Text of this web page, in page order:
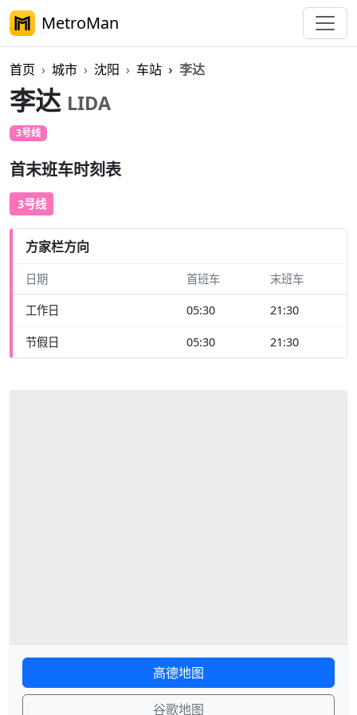
MetroMan
首页 城市 沈阳 车站 李达
李达 LIDA
3号线
首末班车时刻表
3号线
方家栏方向
日期 首班车 末班车
工作日 05:30 21:30
节假日 05:30 21:30
高德地图
谷歌地图